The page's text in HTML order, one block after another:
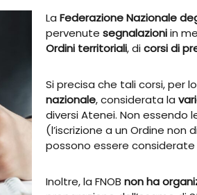
La Federazione Nazionale
pervenute segnalazioniin
Ordini territoriali, dicorsi di
Si precisa che tali corsi, per
nazionale, considerata la
diversi Atenei. Non essendo
(l’iscrizione a un Ordine
possono essere
Inoltre, la FNOB non ha